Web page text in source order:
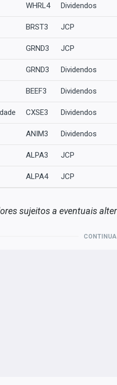
WHRL4 Dividendos
BRST3 JCP
GRND3 JCP
GRND3 Dividendos
BEEF3 Dividendos
CXSE3 Dividendos
ANIM3 Dividendos
ALPA3 JCP
ALPA4 JCP
sujeitos a eventuais